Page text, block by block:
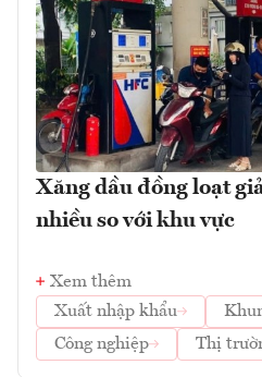
Xăng dầu đồng loạt
nhiều so với khu vực
Xem thêm
Xuất nhập khẩu
Công nghiệp
Thị